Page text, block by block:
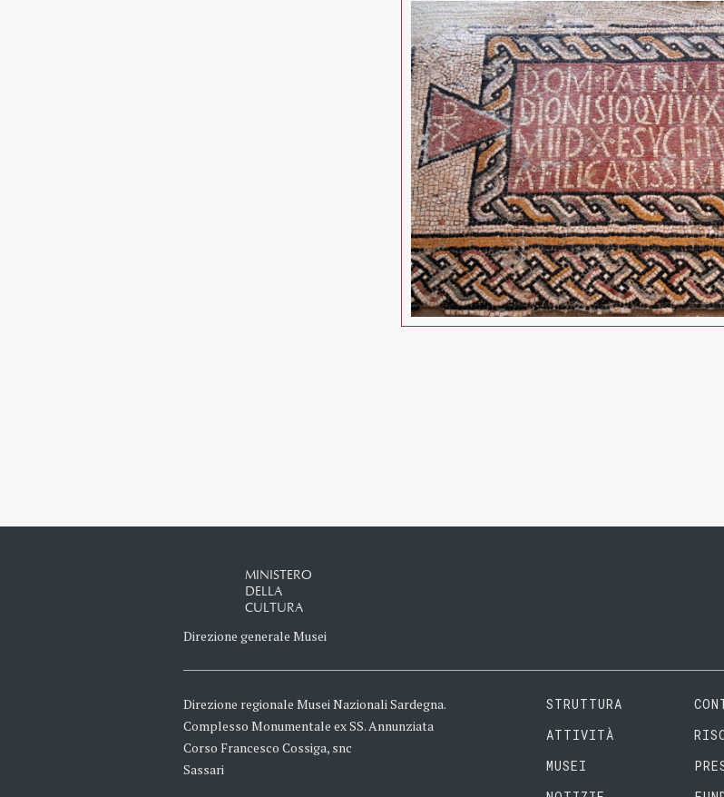
MINISTERO
DELLA
CULTURA
Direzione generale Musei
Direzione regionale Musei Nazionali Sardegna.
Complesso Monumentale ex SS. Annunziata
Corso Francesco Cossiga, snc
Sassari
STRUTTURA
ATTIVITÀ
MUSEI